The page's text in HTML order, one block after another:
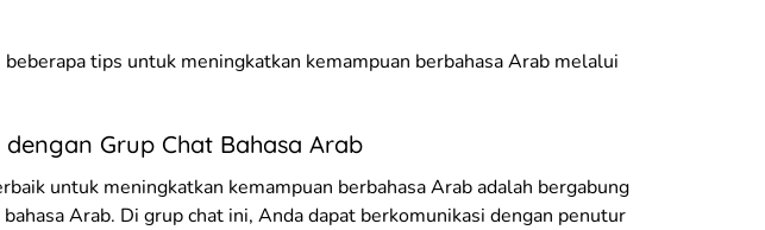
tips untuk meningkatkan kemampuan berbahasa Arab melalui
Grup Chat Bahasa Arab
untuk meningkatkan kemampuan berbahasa Arab adalah bergabung
Arab. Di grup chat ini, Anda dapat berkomunikasi dengan penutur